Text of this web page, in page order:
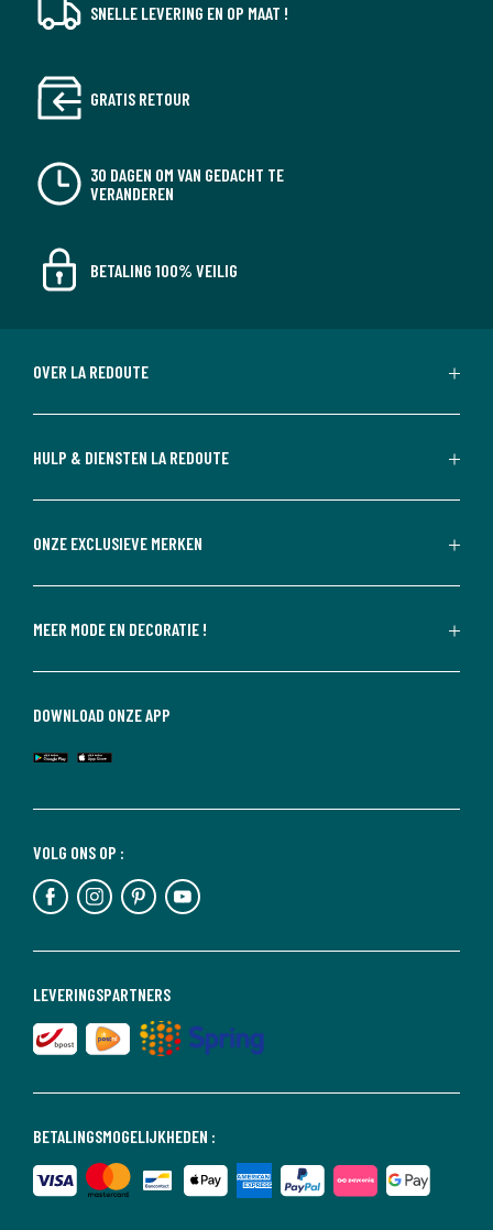
SNELLE LEVERING EN OP MAAT !
GRATIS RETOUR
30 DAGEN OM VAN GEDACHT TE
VERANDEREN
BETALING 100% VEILIG
OVER LA REDOUTE
HULP & DIENSTEN LA REDOUTE
ONZE EXCLUSIEVE MERKEN
MEER MODE EN DECORATIE !
BETALINGSMOGELIJKHEDEN :
LEVERINGSPARTNERS
VOLG ONS OP :
DOWNLOAD ONZE APP